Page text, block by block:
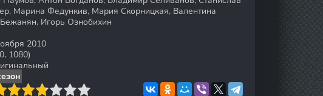
Марина Федункив, Мария Скорницкая, Валентина
Игорь Ознобихин
2010
1080)
9 10